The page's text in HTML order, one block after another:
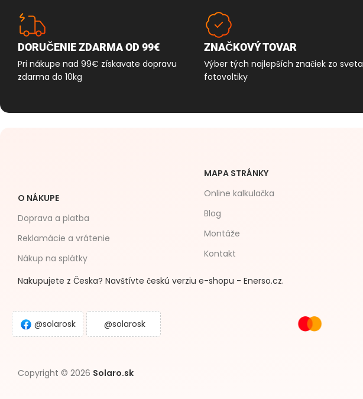
DORUČENIE ZDARMA OD 99€
Pri nákupe nad 99€ získavate dopravu
zdarma do 10kg
ZNAČKOVÝ TOVAR
Výber tých najlepších značiek zo sveta
fotovoltiky
O NÁKUPE
Doprava a platba
Reklamácie a vrátenie
Nákup na splátky
MAPA STRÁNKY
Online kalkulačka
Blog
Montáže
Kontakt
Nakupujete z Česka? Navštívte českú verziu e-shopu - Enerso.cz.
@solarosk @solarosk
Copyright © 2026 Solaro.sk